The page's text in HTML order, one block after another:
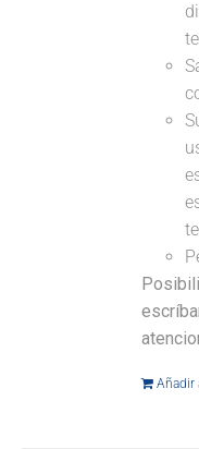
Añadir